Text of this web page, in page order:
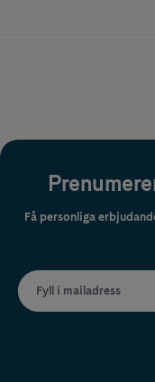
Få personliga
Fyll i mailadress